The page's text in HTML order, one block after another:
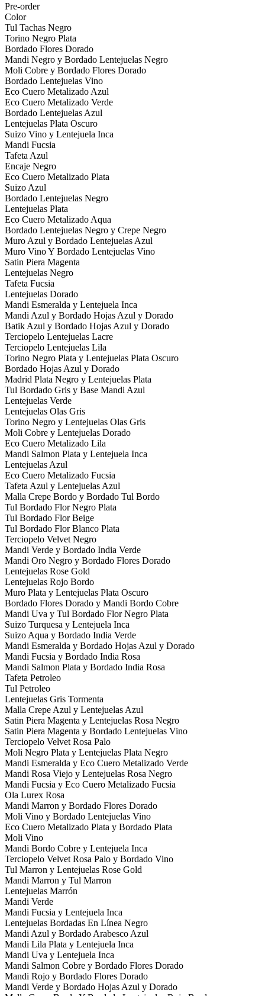
Pre-order
Color
Tul Tachas Negro
Torino Negro Plata
Bordado Flores Dorado
Mandi Negro y Bordado Lentejuelas Negro
Moli Cobre y Bordado Flores Dorado
Bordado Lentejuelas Vino
Eco Cuero Metalizado Azul
Eco Cuero Metalizado Verde
Bordado Lentejuelas Azul
Lentejuelas Plata Oscuro
Suizo Vino y Lentejuela Inca
Mandi Fucsia
Tafeta Azul
Encaje Negro
Eco Cuero Metalizado Plata
Suizo Azul
Bordado Lentejuelas Negro
Lentejuelas Plata
Eco Cuero Metalizado Aqua
Bordado Lentejuelas Negro y Crepe Negro
Muro Azul y Bordado Lentejuelas Azul
Muro Vino Y Bordado Lentejuelas Vino
Satin Piera Magenta
Lentejuelas Negro
Tafeta Fucsia
Lentejuelas Dorado
Mandi Esmeralda y Lentejuela Inca
Mandi Azul y Bordado Hojas Azul y Dorado
Batik Azul y Bordado Hojas Azul y Dorado
Terciopelo Lentejuelas Lacre
Terciopelo Lentejuelas Lila
Torino Negro Plata y Lentejuelas Plata Oscuro
Bordado Hojas Azul y Dorado
Madrid Plata Negro y Lentejuelas Plata
Tul Bordado Gris y Base Mandi Azul
Lentejuelas Verde
Lentejuelas Olas Gris
Torino Negro y Lentejuelas Olas Gris
Moli Cobre y Lentejuelas Dorado
Eco Cuero Metalizado Lila
Mandi Salmon Plata y Lentejuela Inca
Lentejuelas Azul
Eco Cuero Metalizado Fucsia
Tafeta Azul y Lentejuelas Azul
Malla Crepe Bordo y Bordado Tul Bordo
Tul Bordado Flor Negro Plata
Tul Bordado Flor Beige
Tul Bordado Flor Blanco Plata
Terciopelo Velvet Negro
Mandi Verde y Bordado India Verde
Mandi Oro Negro y Bordado Flores Dorado
Lentejuelas Rose Gold
Lentejuelas Rojo Bordo
Muro Plata y Lentejuelas Plata Oscuro
Bordado Flores Dorado y Mandi Bordo Cobre
Mandi Uva y Tul Bordado Flor Negro Plata
Suizo Turquesa y Lentejuela Inca
Suizo Aqua y Bordado India Verde
Mandi Esmeralda y Bordado Hojas Azul y Dorado
Mandi Fucsia y Bordado India Rosa
Mandi Salmon Plata y Bordado India Rosa
Tafeta Petroleo
Tul Petroleo
Lentejuelas Gris Tormenta
Malla Crepe Azul y Lentejuelas Azul
Satin Piera Magenta y Lentejuelas Rosa Negro
Satin Piera Magenta y Bordado Lentejuelas Vino
Terciopelo Velvet Rosa Palo
Moli Negro Plata y Lentejuelas Plata Negro
Mandi Esmeralda y Eco Cuero Metalizado Verde
Mandi Rosa Viejo y Lentejuelas Rosa Negro
Mandi Fucsia y Eco Cuero Metalizado Fucsia
Ola Lurex Rosa
Mandi Marron y Bordado Flores Dorado
Moli Vino y Bordado Lentejuelas Vino
Eco Cuero Metalizado Plata y Bordado Plata
Moli Vino
Mandi Bordo Cobre y Lentejuela Inca
Terciopelo Velvet Rosa Palo y Bordado Vino
Tul Marron y Lentejuelas Rose Gold
Mandi Marron y Tul Marron
Lentejuelas Marrón
Mandi Verde
Mandi Fucsia y Lentejuela Inca
Lentejuelas Bordadas En Línea Negro
Mandi Azul y Bordado Arabesco Azul
Mandi Lila Plata y Lentejuela Inca
Mandi Uva y Lentejuela Inca
Mandi Salmon Cobre y Bordado Flores Dorado
Mandi Rojo y Bordado Flores Dorado
Mandi Verde y Bordado Hojas Azul y Dorado